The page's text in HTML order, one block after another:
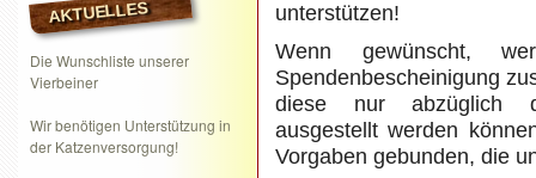
AKTUELLES
Die Wunschliste unserer
Vierbeiner
Wir benötigen Unterstützung in
der Katzenversorgung!
unterstützen!
Wenn gewünscht,
Spendenbescheinigung
diese nur abzüglich
ausgestellt werden
Vorgaben gebunden, die